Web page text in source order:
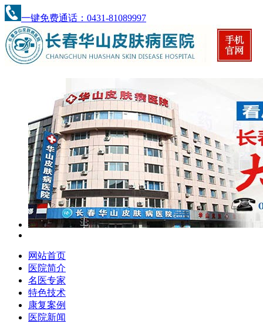
一键免费通话：0431-81089997
网站首页
医院简介
名医专家
特色技术
康复案例
医院新闻